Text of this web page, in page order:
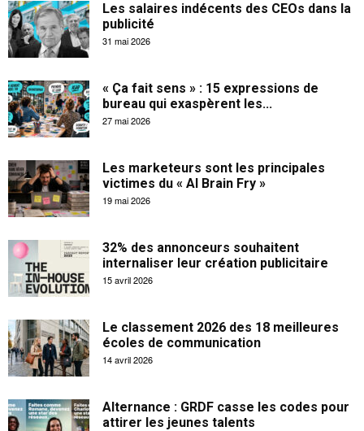
Les salaires indécents des CEOs dans la
publicité
31 mai 2026
« Ça fait sens » : 15 expressions de
bureau qui exaspèrent les...
27 mai 2026
Les marketeurs sont les principales
victimes du « AI Brain Fry »
19 mai 2026
32% des annonceurs souhaitent
internaliser leur création publicitaire
15 avril 2026
Le classement 2026 des 18 meilleures
écoles de communication
14 avril 2026
Alternance : GRDF casse les codes pour
attirer les jeunes talents